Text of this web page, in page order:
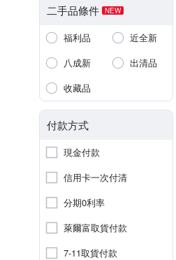
二手品條件 NEW
福利品
近全新
八成新
出清品
收藏品
付款方式
現金付款
信用卡一次付清
分期0利率
萊爾富取貨付款
7-11取貨付款